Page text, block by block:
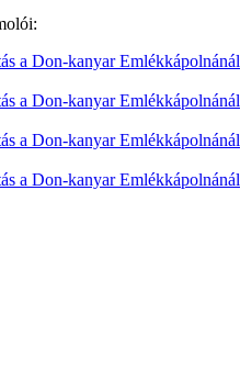
a Don-kanyar Emlékkápolnánál
a Don-kanyar Emlékkápolnánál
a Don-kanyar Emlékkápolnánál
a Don-kanyar Emlékkápolnánál